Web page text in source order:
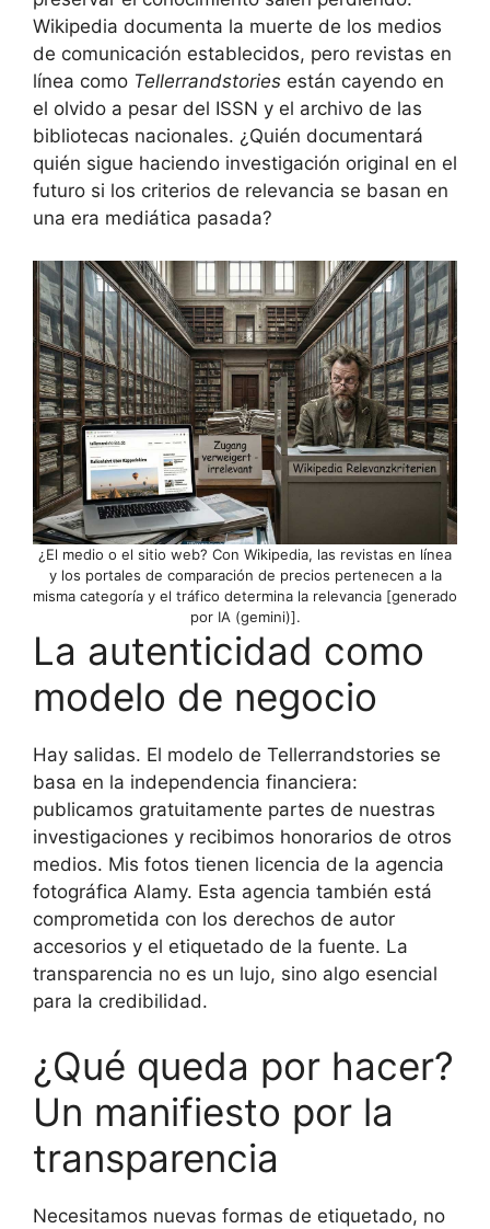
Wikipedia documenta la muerte de los medios
de comunicación establecidos, pero revistas en
línea como Tellerrandstories están cayendo en
el olvido a pesar del ISSN y el archivo de las
bibliotecas nacionales. ¿Quién documentará
quién sigue haciendo investigación original en el
futuro si los criterios de relevancia se basan en
una era mediática pasada?
¿El medio o el sitio web? Con Wikipedia, las revistas en línea
y los portales de comparación de precios pertenecen a la
misma categoría y el tráfico determina la relevancia [generado
por IA (gemini)].
La autenticidad como
modelo de negocio
Hay salidas. El modelo de Tellerrandstories se
basa en la independencia financiera:
publicamos gratuitamente partes de nuestras
investigaciones y recibimos honorarios de otros
medios. Mis fotos tienen licencia de la agencia
fotográfica Alamy. Esta agencia también está
comprometida con los derechos de autor
accesorios y el etiquetado de la fuente. La
transparencia no es un lujo, sino algo esencial
para la credibilidad.
¿Qué queda por hacer?
Un manifiesto por la
transparencia
Necesitamos nuevas formas de etiquetado, no